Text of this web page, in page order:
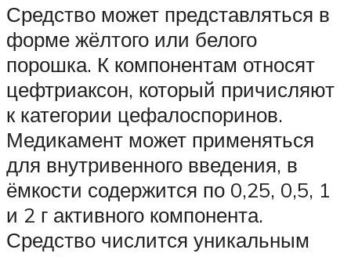
Средство может представляться в
форме жёлтого или белого
порошка. К компонентам относят
цефтриаксон, который причисляют
к категории цефалоспоринов.
Медикамент может применяться
для внутривенного введения, в
ёмкости содержится по 0,25, 0,5, 1
и 2 г активного компонента.
Средство числится уникальным